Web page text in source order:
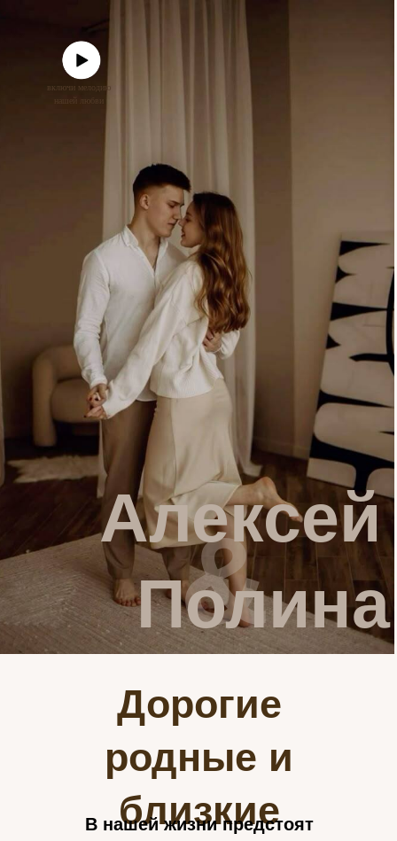
включи мелодию
нашей любви
&
Полина
Алексей
Дорогие
родные и
близкие
В нашей жизни предстоят